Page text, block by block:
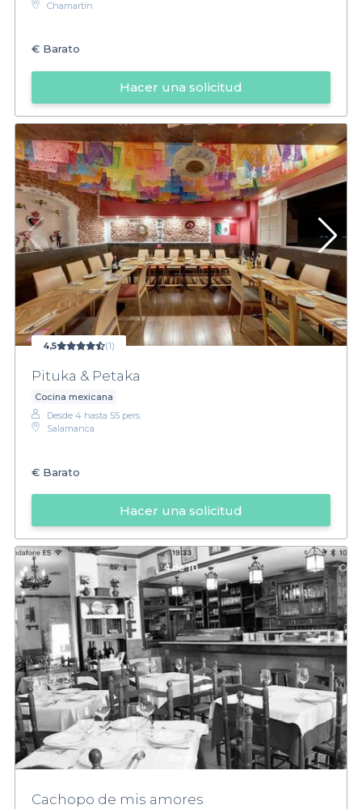
Chamartín
€ Barato
Hacer una solicitud
4,5 (1)
Pituka & Petaka
Cocina mexicana
Desde 4 hasta 55 pers.
Salamanca
€ Barato
Hacer una solicitud
Cachopo de mis amores